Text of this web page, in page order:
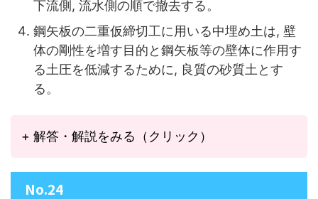
下流側, 流水側の順で撤去する。
鋼矢板の二重仮締切工に用いる中埋め土は, 壁
体の剛性を増す目的と鋼矢板等の壁体に作用す
る土圧を低減するために, 良質の砂質土とす
る。
+ 解答・解説をみる（クリック）
No.24